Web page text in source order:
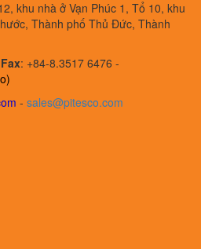
khu nhà ở Vạn Phúc 1, Tổ 10, khu
Thành phố Thủ Đức, Thành
Fax: +84-8.3517 6476 -
- sales@pitesco.com